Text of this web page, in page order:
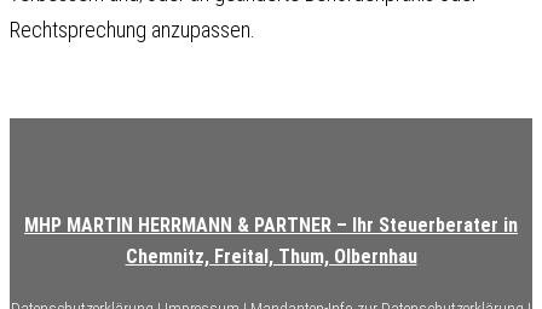
Rechtsprechung anzupassen.
MHP MARTIN HERRMANN & PARTNER – Ihr Steuerberater in
Chemnitz, Freital, Thum, Olbernhau